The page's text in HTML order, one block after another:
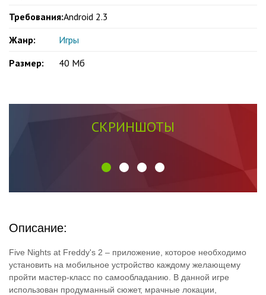
Требования:Android 2.3
Жанр:
Игры
Размер:
40 Мб
СКРИНШОТЫ
Описание:
Five Nights at Freddy's 2 – приложение, которое необходимо
установить на мобильное устройство каждому желающему
пройти мастер-класс по самообладанию. В данной игре
использован продуманный сюжет, мрачные локации,